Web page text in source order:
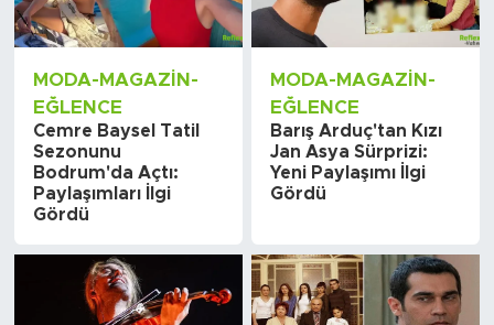
MODA-MAGAZIN-
EĞLENCE
Cemre Baysel Tatil
Sezonunu
Bodrum'da Açtı:
Paylaşımları İlgi
Gördü
MODA-MAGAZIN-
EĞLENCE
Barış Arduç'tan Kızı
Jan Asya Sürprizi:
Yeni Paylaşımı İlgi
Gördü